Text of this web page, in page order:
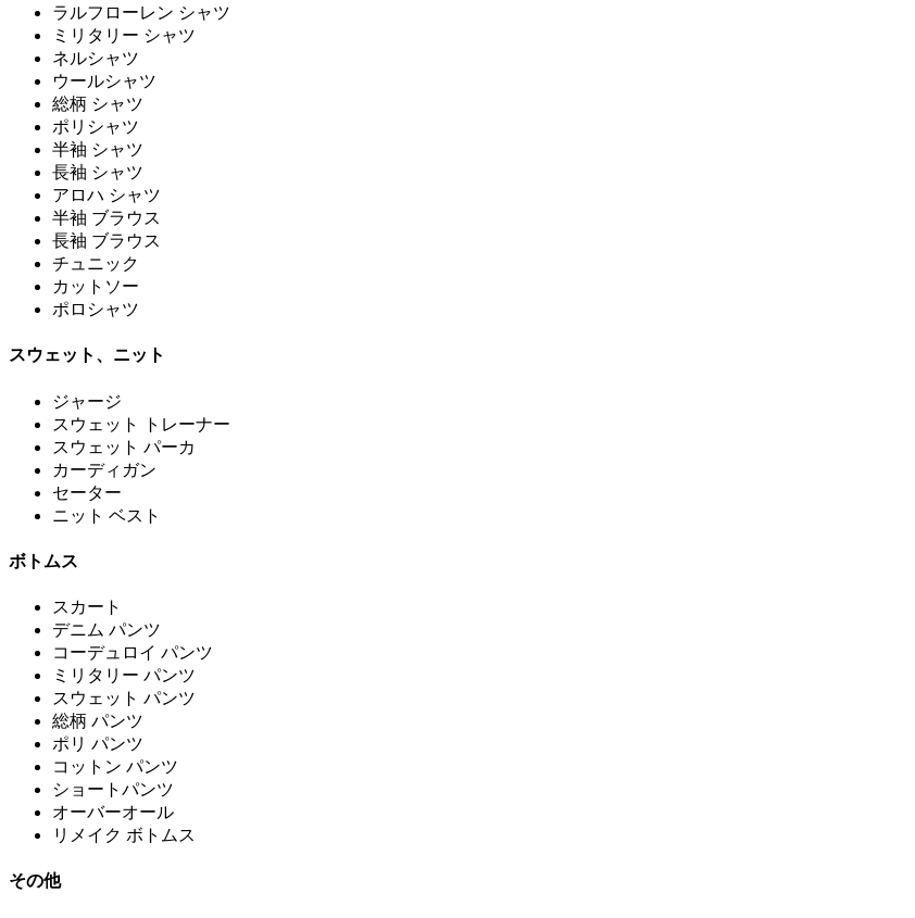
ラルフローレン シャツ
ミリタリー シャツ
ネルシャツ
ウールシャツ
総柄 シャツ
ポリシャツ
半袖 シャツ
長袖 シャツ
アロハ シャツ
半袖 ブラウス
長袖 ブラウス
チュニック
カットソー
ポロシャツ
スウェット、ニット
ジャージ
スウェット トレーナー
スウェット パーカ
カーディガン
セーター
ニット ベスト
ボトムス
スカート
デニム パンツ
コーデュロイ パンツ
ミリタリー パンツ
スウェット パンツ
総柄 パンツ
ポリ パンツ
コットン パンツ
ショートパンツ
オーバーオール
リメイク ボトムス
その他